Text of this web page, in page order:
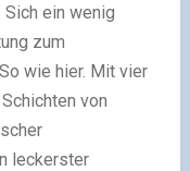
ein wenig
zum
wie hier. Mit vier
von
leckerster